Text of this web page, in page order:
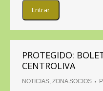
PROTEGIDO:
CENTROLIVA
NOTICIAS, ZONA SOCIOS